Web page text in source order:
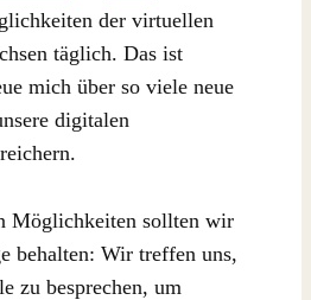
der virtuellen
täglich. Das ist
mich über so viele neue
digitalen
Möglichkeiten sollten wir
behalten: Wir treffen uns,
zu besprechen, um